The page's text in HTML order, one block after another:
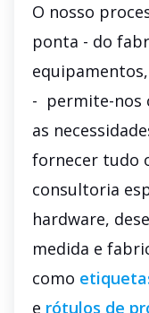
O nosso
ponta - do
- permite-nos
as
fornecer tudo
consultoria
hardware,
medida e
como
e rótulos de